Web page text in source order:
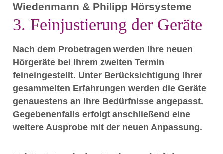
Wiedenmann & Philipp Hörsysteme
3. Feinjustierung der Geräte
Nach dem Probetragen werden Ihre neuen
Hörgeräte bei Ihrem zweiten Termin
feineingestellt. Unter Berücksichtigung Ihrer
gesammelten Erfahrungen werden die Geräte
genauestens an Ihre Bedürfnisse angepasst.
Gegebenenfalls erfolgt anschließend eine
weitere Ausprobe mit der neuen Anpassung.